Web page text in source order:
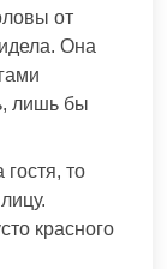
от
Она
лишь бы
гостя, то
красного